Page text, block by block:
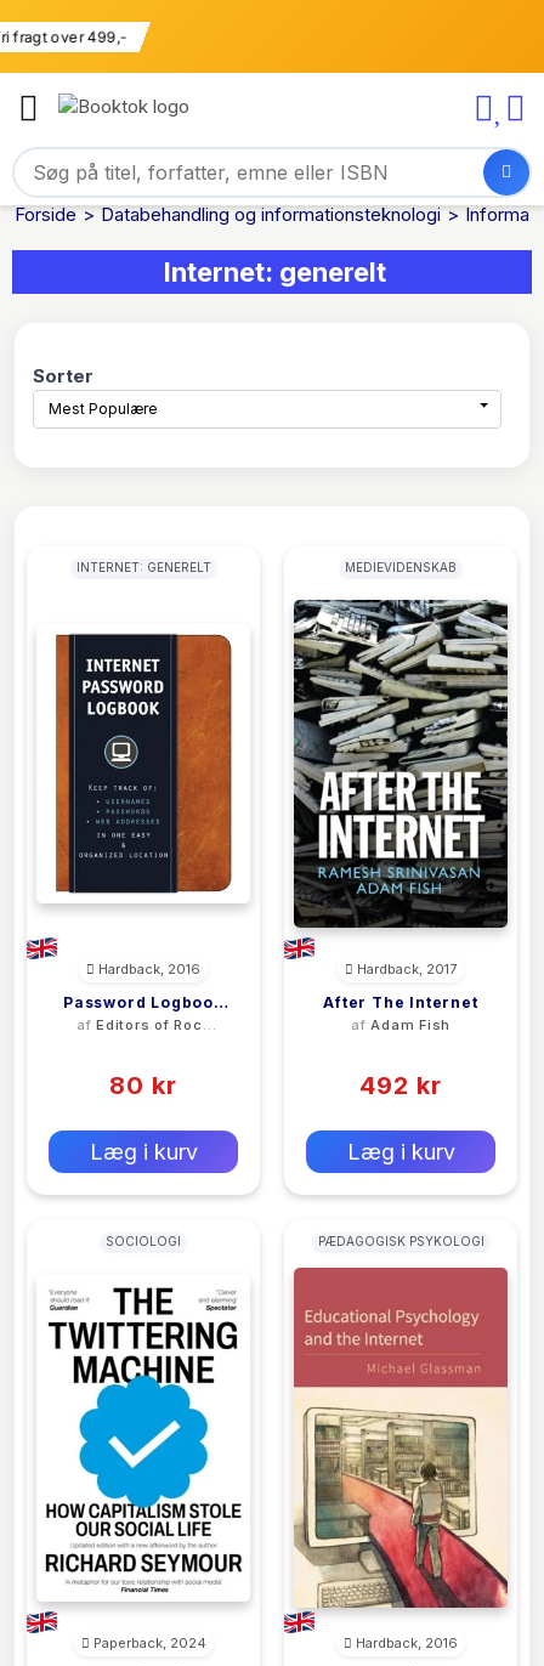
Fri fragt over 499,-
Forside Databehandling og informationsteknologi
Internet: generelt
Sorter
Mest Populære
INTERNET: GENERELT
Hardback, 2016
Password Logbook
(Cognac Leatherette)
af Editors of Rock
80 kr
Læg i kurv
MEDIEVIDENSKAB
Hardback, 2017
After The Internet
afAdam Fish
492 kr
Læg i kurv
SOCIOLOGI
Paperback, 2024
PÆDAGOGISK PSYKOLOGI
Hardback, 2016